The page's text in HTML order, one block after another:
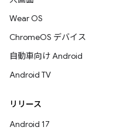
Wear OS
ChromeOS デバイス
自動車向け Android
Android TV
リリース
Android 17